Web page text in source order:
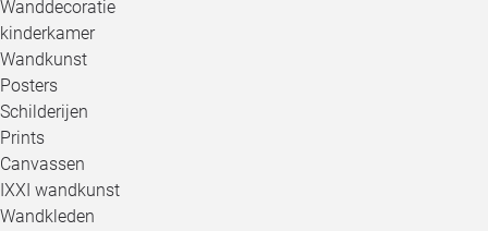
Wanddecoratie
kinderkamer
Wandkunst
Posters
Schilderijen
Prints
Canvassen
IXXI wandkunst
Wandkleden